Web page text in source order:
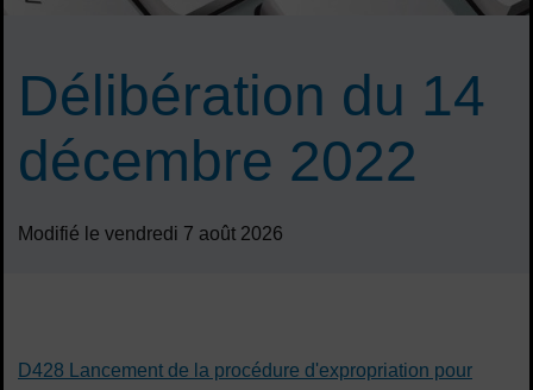
Délibération du 14
décembre 2022
Modifié le vendredi 7 août 2026
D428 Lancement de la procédure d'expropriation pour